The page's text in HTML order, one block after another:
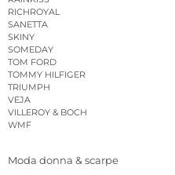
RICHROYAL
SANETTA
SKINY
SOMEDAY
TOM FORD
TOMMY HILFIGER
TRIUMPH
VEJA
VILLEROY & BOCH
WMF
Moda donna & scarpe